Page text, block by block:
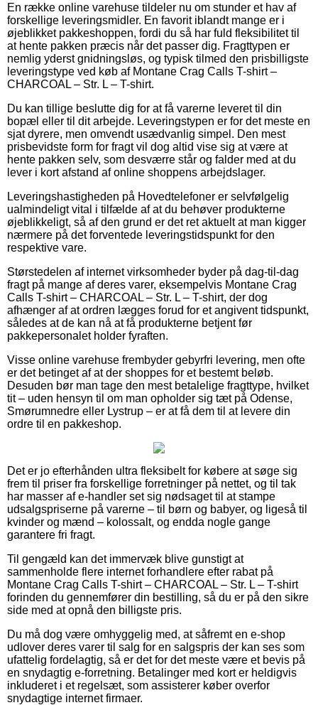
En række online varehuse tildeler nu om stunder et hav af
forskellige leveringsmidler. En favorit iblandt mange er i
øjeblikket pakkeshoppen, fordi du så har fuld fleksibilitet til
at hente pakken præcis når det passer dig. Fragttypen er
nemlig yderst gnidningsløs, og typisk tilmed den prisbilligste
leveringstype ved køb af Montane Crag Calls T-shirt –
CHARCOAL – Str. L – T-shirt.
Du kan tillige beslutte dig for at få varerne leveret til din
bopæl eller til dit arbejde. Leveringstypen er for det meste en
sjat dyrere, men omvendt usædvanlig simpel. Den mest
prisbevidste form for fragt vil dog altid vise sig at være at
hente pakken selv, som desværre står og falder med at du
lever i kort afstand af online shoppens arbejdslager.
Leveringshastigheden på Hovedtelefoner er selvfølgelig
ualmindeligt vital i tilfælde af at du behøver produkterne
øjeblikkeligt, så af den grund er det ret aktuelt at man kigger
nærmere på det forventede leveringstidspunkt for den
respektive vare.
Størstedelen af internet virksomheder byder på dag-til-dag
fragt på mange af deres varer, eksempelvis Montane Crag
Calls T-shirt – CHARCOAL – Str. L – T-shirt, der dog
afhænger af at ordren lægges forud for et angivent tidspunkt,
således at de kan nå at få produkterne betjent før
pakkepersonalet holder fyraften.
Visse online varehuse frembyder gebyrfri levering, men ofte
er det betinget af at der shoppes for et bestemt beløb.
Desuden bør man tage den mest betalelige fragttype, hvilket
tit – uden hensyn til om man opholder sig tæt på Odense,
Smørumnedre eller Lystrup – er at få dem til at levere din
ordre til en pakkeshop.
Det er jo efterhånden ultra fleksibelt for købere at søge sig
frem til priser fra forskellige forretninger på nettet, og til tak
har masser af e-handler set sig nødsaget til at stampe
udsalgspriserne på varerne – til børn og babyer, og ligeså til
kvinder og mænd – kolossalt, og endda nogle gange
garantere fri fragt.
Til gengæld kan det immervæk blive gunstigt at
sammenholde flere internet forhandlere efter rabat på
Montane Crag Calls T-shirt – CHARCOAL – Str. L – T-shirt
forinden du gennemfører din bestilling, så du er på den sikre
side med at opnå den billigste pris.
Du må dog være omhyggelig med, at såfremt en e-shop
udlover deres varer til salg for en salgspris der kan ses som
ufattelig fordelagtig, så er det for det meste være et bevis på
en snydagtig e-forretning. Betalinger med kort er heldigvis
inkluderet i et regelsæt, som assisterer køber overfor
snydagtige internet firmaer.